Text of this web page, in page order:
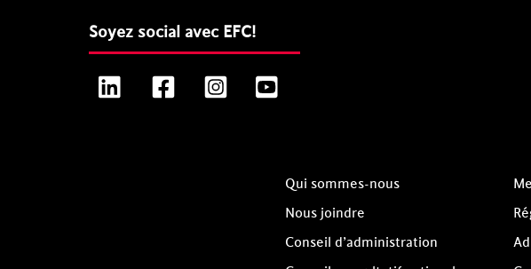
Soyez social avec EFC!
LinkedIn FacebookInstagram
Qui sommes-nous
Nous joindre
Conseil d’administration